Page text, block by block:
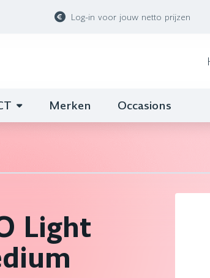
Log-in voor jouw netto prijzen
Merken Occasions
Light